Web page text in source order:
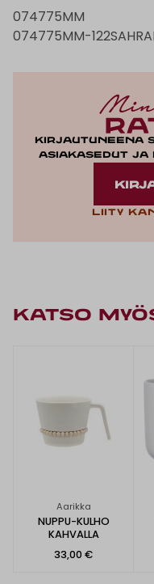
074775MM
074775MM-
Kirjautuneena
asiakasedut
Liity
KATSO
Aarikka
NUPPU-KULHO
KAHVALLA
33,00 €